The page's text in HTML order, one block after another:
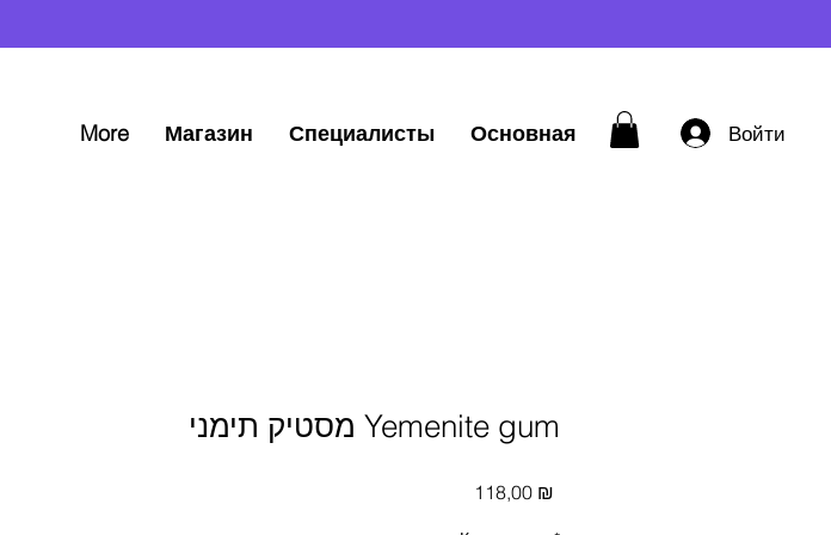
Войти
Основная
Специалисты
Магазин
More
מסטיק תימני Yemenite gum
118,00 ₪